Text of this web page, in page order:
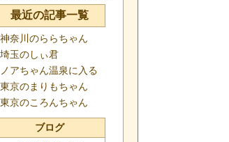
最近の記事一覧
神奈川のららちゃん
埼玉のしぃ君
ノアちゃん温泉に入る
東京のまりもちゃん
東京のころんちゃん
ブログ